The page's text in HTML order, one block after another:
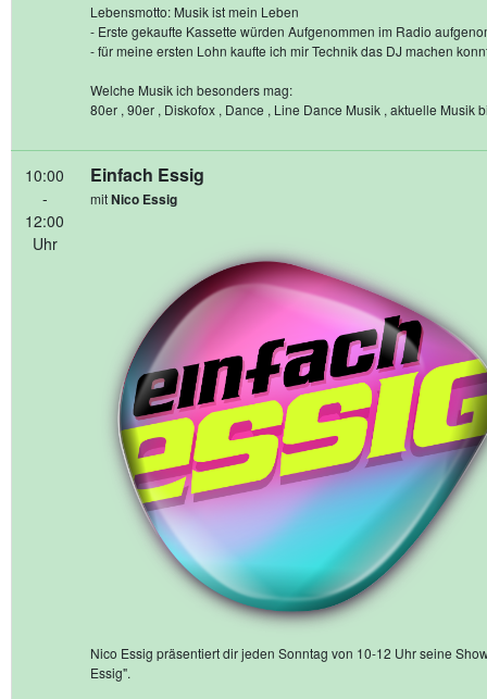
Lebensmotto: Musik ist mein Leben
- Erste gekaufte Kassette würden Aufgenommen im Radio
- für meine ersten Lohn kaufte ich mir Technik das DJ machen
Welche Musik ich besonders mag:
80er , 90er , Diskofox , Dance , Line Dance Musik , aktuelle Musik
10:00
-
12:00
Uhr
Einfach Essig
mitNico Essig
Nico Essig präsentiert dir jeden Sonntag von 10-12 Uhr seine
Essig".